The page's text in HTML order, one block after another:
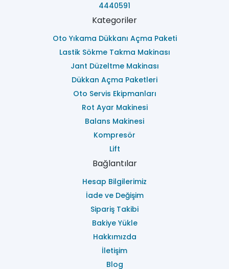
4440591
Kategoriler
Oto Yıkama Dükkanı Açma Paketi
Lastik Sökme Takma Makinası
Jant Düzeltme Makinası
Dükkan Açma Paketleri
Oto Servis Ekipmanları
Rot Ayar Makinesi
Balans Makinesi
Kompresör
Lift
Bağlantılar
Hesap Bilgilerimiz
İade ve Değişim
Sipariş Takibi
Bakiye Yükle
Hakkımızda
İletişim
Blog